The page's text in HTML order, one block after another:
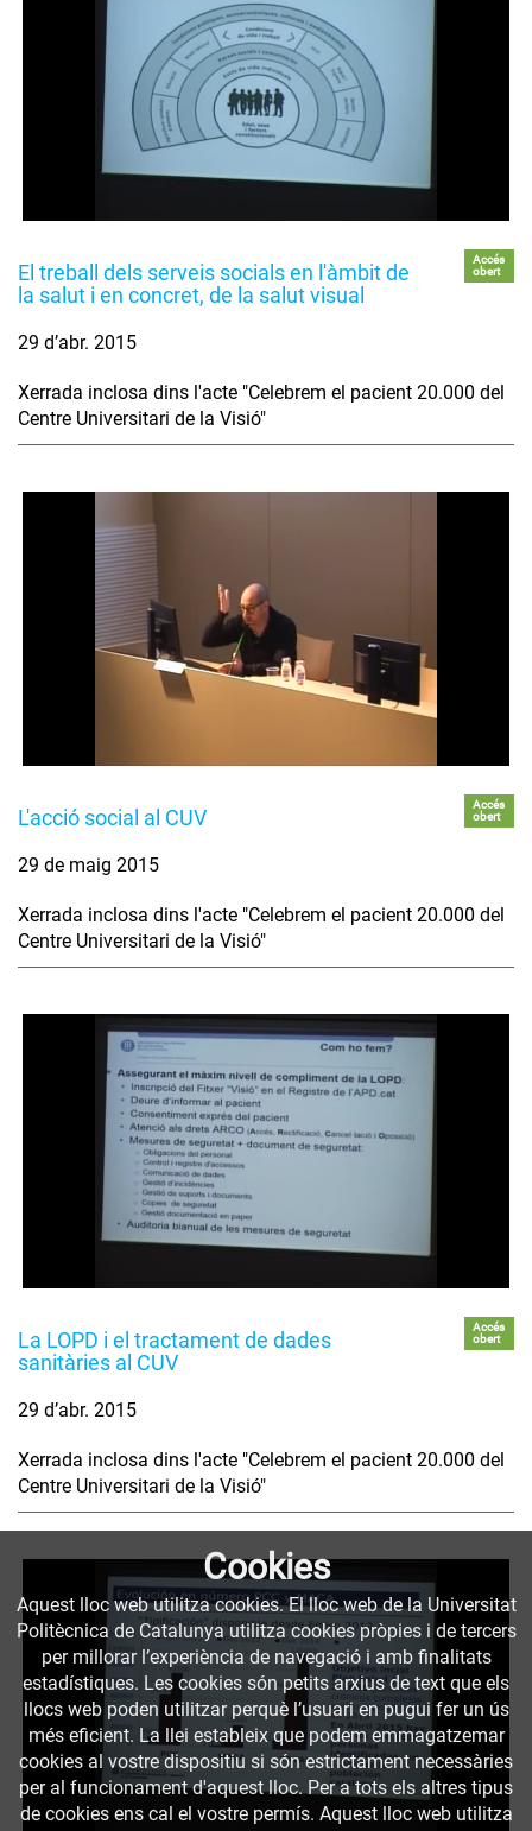
El treball dels serveis socials en l'àmbit de
la salut i en concret, de la salut visual
Accés
obert
29 d’abr. 2015
Xerrada inclosa dins l'acte "Celebrem el pacient 20.000 del
Centre Universitari de la Visió"
L'acció social al CUV
Accés
obert
29 de maig 2015
Xerrada inclosa dins l'acte "Celebrem el pacient 20.000 del
Centre Universitari de la Visió"
La LOPD i el tractament de dades
sanitàries al CUV
Accés
obert
29 d’abr. 2015
Xerrada inclosa dins l'acte "Celebrem el pacient 20.000 del
Centre Universitari de la Visió"
Cookies
Aquest lloc web utilitza cookies. El lloc web de la Universitat
Politècnica de Catalunya utilitza cookies pròpies i de tercers
per millorar l’experiència de navegació i amb finalitats
estadístiques. Les cookies són petits arxius de text que els
llocs web poden utilitzar perquè l’usuari en pugui fer un ús
més eficient. La llei estableix que podem emmagatzemar
cookies al vostre dispositiu si són estrictament necessàries
per al funcionament d'aquest lloc. Per a tots els altres tipus
de cookies ens cal el vostre permís. Aquest lloc web utilitza